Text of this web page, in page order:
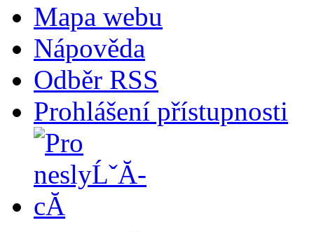
Mapa webu
Nápověda
Odběr RSS
Prohlášení přístupnosti